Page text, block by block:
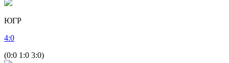
ЮГР
4:0
(0:0 1:0 3:0)